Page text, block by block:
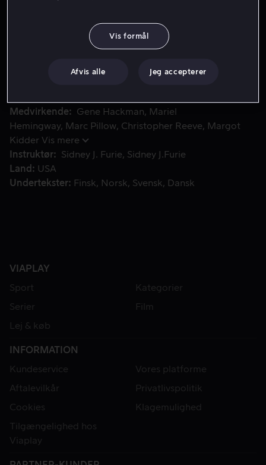
For at gøre verden til et tryggere sted for dem, som
For at gøre verden til et tryggere sted for dem, som
handler med kernefysiske våben, skaber Lex Luthor en
stråle-bevæbnede Nuclear Man.
Medvirkende Gene Hackman
Mariel
Hemingway
Marc Pillow Christopher Reeve
Margot
Kidder Vis mere
Instruktør
Sidney J. Furie
Sidney J.Furie
Land
USA
Undertekster
Finsk Norsk Svensk Dansk
VIAPLAY
Sport
Kategorier
Serier
Film
Lej & køb
INFORMATION
Kundeservice
Vores platforme
Aftalevilkår
Privatlivspolitik
Cookies
Klagemulighed
Tilgængelighed hos
Viaplay
Vis formål
Afvis alle Jeg accepterer